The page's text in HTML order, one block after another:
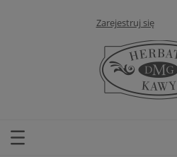
Zarejestruj się